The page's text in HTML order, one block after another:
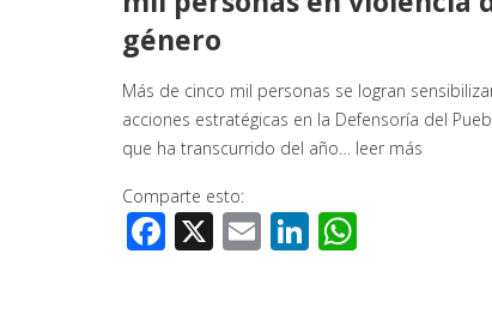
género
Más de cinco mil personas se logran
acciones estratégicas en la Defensoría del
que ha transcurrido del año… leer más
Comparte esto:
Facebook
X EmailLinkedIn